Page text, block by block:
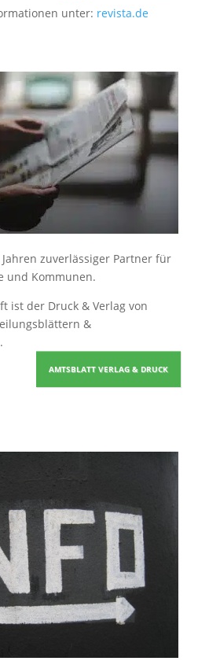
unter: revista.de
Jahren zuverlässiger Partner für
und Kommunen.
ist der Druck & Verlag von
&
.
AMTSBLATT VERLAG & DRUCK